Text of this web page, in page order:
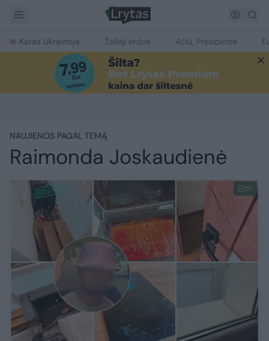
Karas Ukrainoje Žalioji erdvė Ačiū, Prezidente
NAUJIENOS PAGAL TEMĄ
Raimonda Joskaudienė
51